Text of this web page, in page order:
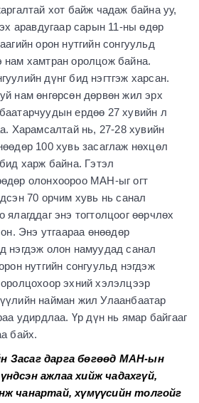
хот байж чадаж байна уу,
аравдугаар сарын 11-ны өдөр
орон нутгийн сонгуульд
хамтран оролцож байна.
дүнг бид нэгтгэж харсан.
нам өнгөрсөн дөрвөн жил эрх
ердөө 27 хувийн л
Харамсалтай нь, 27-28 хувийн
100 хувь засаглаж нөхцөл
харж байна. Гэтэл
олонхоороо МАН-ыг огт
70 орчим хувь нь санал
ялагддаг энэ тогтолцоог өөрчлөх
Энэ утгаараа өнөөдөр
нэгдэж олон намуудад санал
нутгийн сонгуульд нэгдэж
эхний хэлэлцээр
найман жил Улаанбаатар
удирдлаа. Үр дүн нь ямар байгааг
байх.
Засаг дарга бөгөөд МАН-ын
ажлаа хийж чадахгүй,
чанартай, хүмүүсийн толгойг